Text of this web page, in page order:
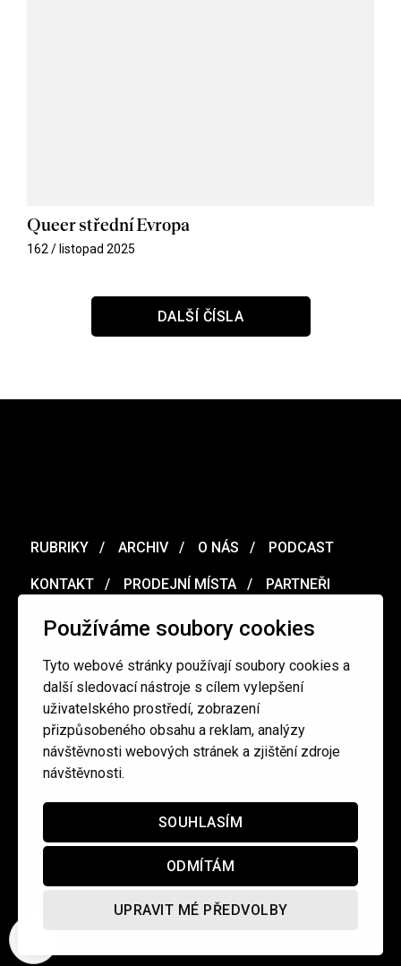
Používáme soubory cookies
Tyto webové stránky používají soubory cookies a
další sledovací nástroje s cílem vylepšení
uživatelského prostředí, zobrazení
přizpůsobeného obsahu a reklam, analýzy
návštěvnosti webových stránek a zjištění zdroje
návštěvnosti.
SOUHLASÍM
ODMÍTÁM
UPRAVIT MÉ PŘEDVOLBY
Queer střední Evropa
162 / listopad 2025
DALŠÍ ČÍSLA
RUBRIKY ARCHIV O NÁS PODCAST
KONTAKT PRODEJNÍ MÍSTA PARTNEŘI
MERCH VOUCHER
Ochrana osobních údajů / Obchodní podmínky
redakce@cinepur.cz